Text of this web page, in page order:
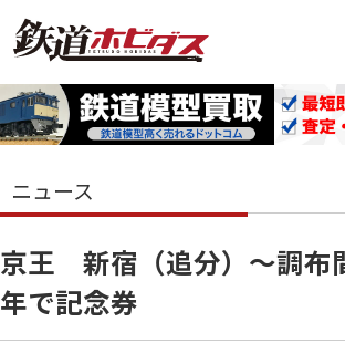
ニュース
京王 新宿（追分）～調布
年で記念券